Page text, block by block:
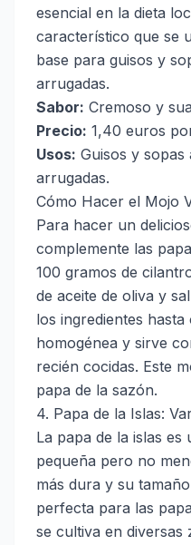
esencial en la dieta
característico que se
base para guisos y
arrugadas.
Sabor: Cremoso y
Precio: 1,40 euros
Usos: Guisos y sopas
arrugadas.
Cómo Hacer el Mojo
Para hacer un
complemente las
100 gramos de
de aceite de oliva y
los ingredientes
homogénea y sirve
recién cocidas. Este
papa de la sazón.
4. Papa de la Islas:
La papa de la islas es
pequeña pero no
más dura y su
perfecta para las
se cultiva en diversas